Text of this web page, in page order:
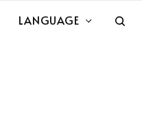
LANGUAGE